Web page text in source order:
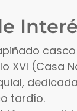
XVI (Casa
tardío.